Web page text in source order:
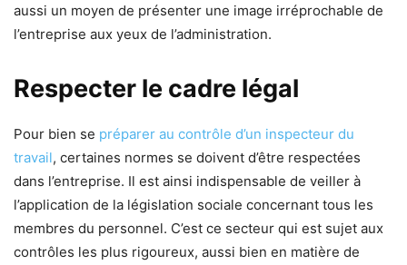
aussi un moyen de présenter une image irréprochable de
l’entreprise aux yeux de l’administration.
Respecter le cadre légal
Pour bien se préparer au contrôle d’un inspecteur du
travail, certaines normes se doivent d’être respectées
dans l’entreprise. Il est ainsi indispensable de veiller à
l’application de la législation sociale concernant tous les
membres du personnel. C’est ce secteur qui est sujet aux
contrôles les plus rigoureux, aussi bien en matière de